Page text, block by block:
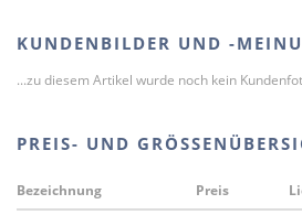
KUNDENBILDER UND -
...zu diesem Artikel wurde noch kein
PREIS- UND
Bezeichnung Preis